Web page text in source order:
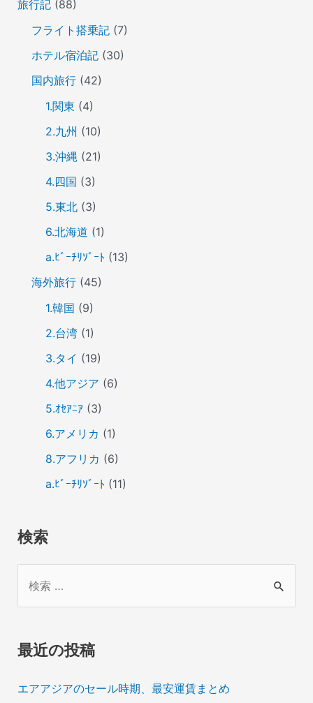
旅行記(88)
フライト搭乗記(7)
ホテル宿泊記(30)
国内旅行(42)
1.関東 (4)
2.九州 (10)
3.沖縄 (21)
4.四国 (3)
5.東北(3)
6.北海道 (1)
a.ﾋﾞｰﾁﾘｿﾞｰﾄ (13)
海外旅行(45)
1.韓国 (9)
2.台湾(1)
3.タイ (19)
4.他アジア (6)
5.ｵｾｱﾆｱ(3)
6.アメリカ (1)
8.アフリカ (6)
a.ﾋﾞｰﾁﾘｿﾞｰﾄ (11)
検索
象
最近の投稿
エアアジアのセール時期、最安運賃まとめ